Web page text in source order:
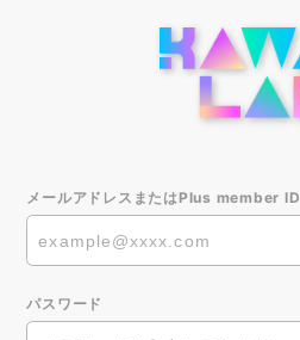
メールアドレスまたはPlus member ID
パスワード